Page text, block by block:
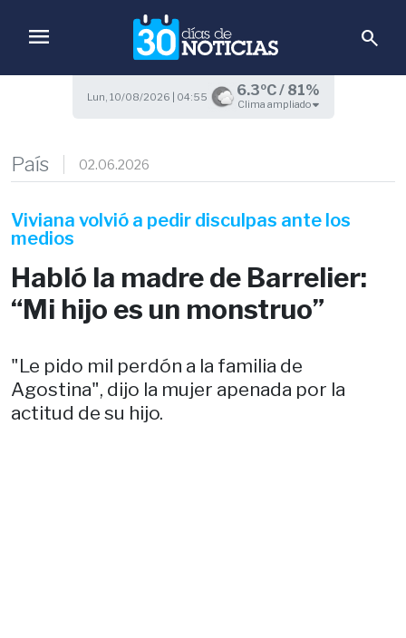
menu search
Lun, 10/08/2026 | 04:55 6.3ºC / 81%
Clima ampliado
País 02.06.2026
Viviana volvió a pedir disculpas ante los
medios
Habló la madre de Barrelier:
“Mi hijo es un monstruo”
"Le pido mil perdón a la familia de
Agostina", dijo la mujer apenada por la
actitud de su hijo.